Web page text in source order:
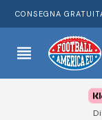
CONSEGNA
view_headline